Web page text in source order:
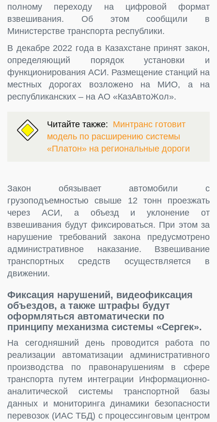
полному переходу на цифровой формат
взвешивания. Об этом сообщили в
Министерстве транспорта республики.
В декабре 2022 года в Казахстане принят закон,
определяющий порядок установки и
функционирования АСИ. Размещение станций на
местных дорогах возложено на МИО, а на
республиканских – на АО «КазАвтоЖол».
Читайте также: Минтранс готовит
модель по расширению системы
«Платон» на региональные дороги
Закон обязывает автомобили с
грузоподъемностью свыше 12 тонн проезжать
через АСИ, а объезд и уклонение от
взвешивания будут фиксироваться. При этом за
нарушение требований закона предусмотрено
административное наказание. Взвешивание
транспортных средств осуществляется в
движении.
Фиксация нарушений, видеофиксация
объездов, а также штрафы будут
оформляться автоматически по
принципу механизма системы «Сергек».
На сегодняшний день проводится работа по
реализации автоматизации административного
производства по правонарушениям в сфере
транспорта путем интеграции Информационно-
аналитической системы транспортной базы
данных и мониторинга динамики безопасности
перевозок (ИАС ТБД) с процессинговым центром